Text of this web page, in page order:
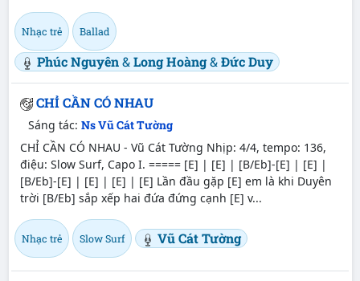
Nhạc trẻ Ballad
Phúc Nguyên&Long Hoàng&Đức Duy
CHỈ CẦN CÓ NHAU
Sáng tác: Ns Vũ Cát Tường
CHỈ CẦN CÓ NHAU - Vũ Cát Tường Nhịp: 4/4, tempo: 136,
điệu: Slow Surf, Capo I. ===== [E] | [E] | [B/Eb]-[E] | [E] |
[B/Eb]-[E] | [E] | [E] | [E] Lần đầu gặp [E] em là khi Duyên
trời [B/Eb] sắp xếp hai đứa đứng cạnh [E] v...
Nhạc trẻ Slow Surf Vũ Cát Tường